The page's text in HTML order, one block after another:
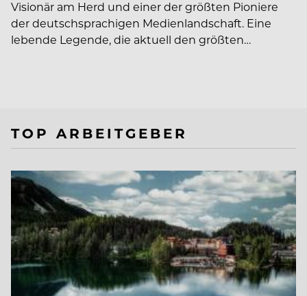
Visionär am Herd und einer der größten Pioniere
der deutschsprachigen Medienlandschaft. Eine
lebende Legende, die aktuell den größten…
TOP ARBEITGEBER